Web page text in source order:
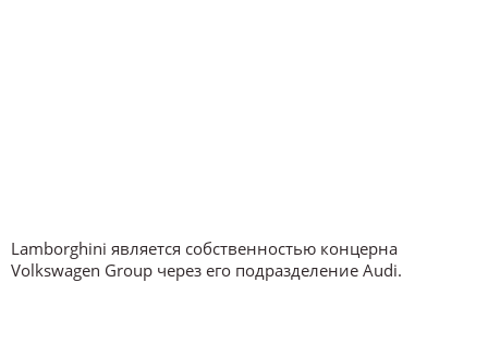
Lamborghini является собственностью концерна
Volkswagen Group через его подразделение Audi.